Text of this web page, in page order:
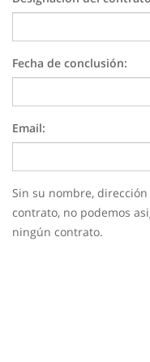
Fecha de conclusión:
Email:
Sin su nombre,
contrato, no podemos
ningún contrato.